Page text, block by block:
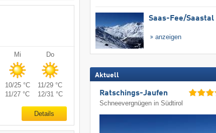
Mi Do
10/25 °C
11/29 °C
11/27 °C 12/31 °C
Details
Saas-Fee/​Saastal
anzeigen
Aktuell
Ratschings-Jaufen
Schneevergnügen in Südtirol